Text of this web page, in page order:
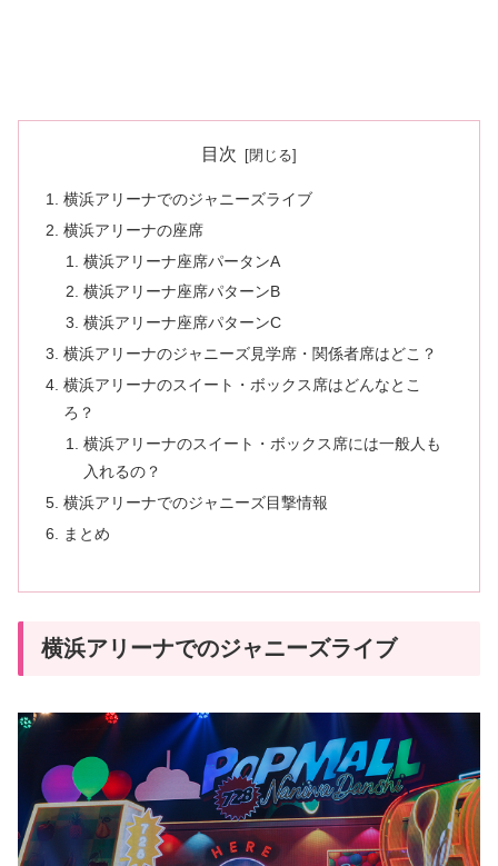
目次
横浜アリーナでのジャニーズライブ
横浜アリーナの座席
横浜アリーナ座席パータンA
横浜アリーナ座席パターンB
横浜アリーナ座席パターンC
横浜アリーナのジャニーズ見学席・関係者席はどこ？
横浜アリーナのスイート・ボックス席はどんなとこ
ろ？
横浜アリーナのスイート・ボックス席には一般人も
入れるの？
横浜アリーナでのジャニーズ目撃情報
まとめ
横浜アリーナでのジャニーズライブ